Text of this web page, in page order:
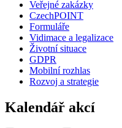
Veřejné zakázky
CzechPOINT
Formuláře
Vidimace a legalizace
Životní situace
GDPR
Mobilní rozhlas
Rozvoj a strategie
Kalendář akcí